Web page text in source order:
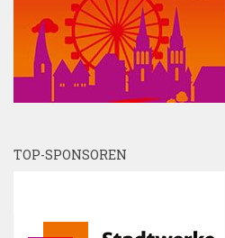
TOP-SPONSOREN